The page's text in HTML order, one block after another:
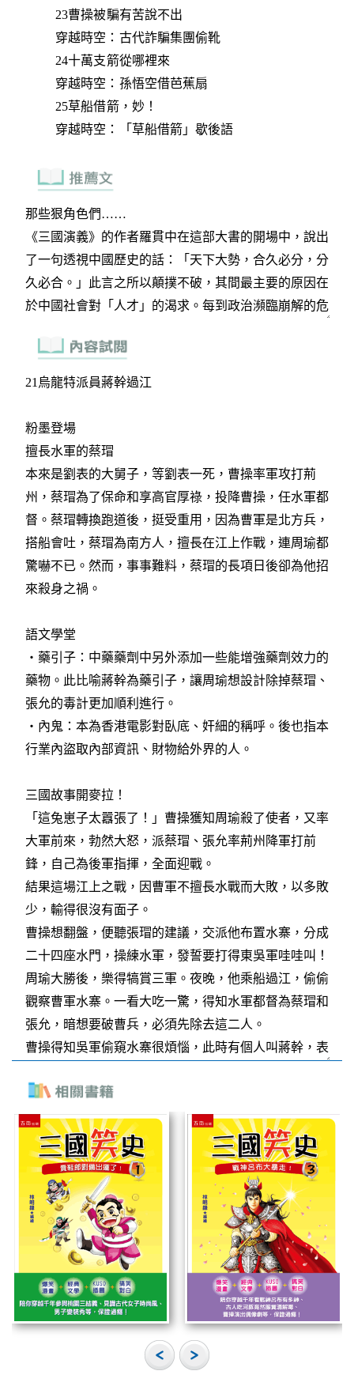
23曹操被騙有苦說不出
穿越時空：古代詐騙集團偷靴
24十萬支箭從哪裡來
穿越時空：孫悟空借芭蕉扇
25草船借箭，妙！
穿越時空：「草船借箭」歇後語